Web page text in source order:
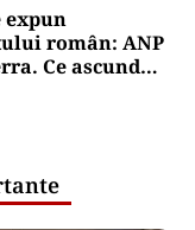
expun
român: ANP
Ce ascund